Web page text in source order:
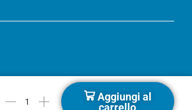
Aggiungi al
carrello